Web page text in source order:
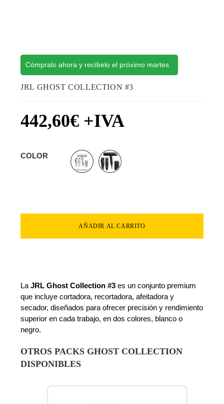
Cómpralo ahora y recíbelo el próximo martes
JRL GHOST COLLECTION #3
442,60€ +IVA
COLOR
AÑADIR AL CARRITO
LaJRL Ghost Collection #3 es un conjunto premium
que incluye cortadora, recortadora, afeitadora y
secador, diseñados para ofrecer precisión y rendimiento
superior en cada trabajo, en dos colores, blanco o
negro.
OTROS PACKS GHOST COLLECTION
DISPONIBLES